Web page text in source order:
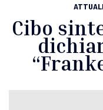
Cibo